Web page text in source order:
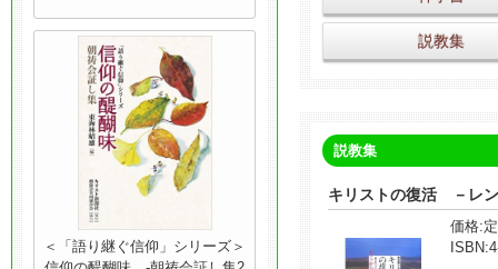
説教集
説教集
キリストの復活 －レ
価格:
ISBN:
＜「語り継ぐ信仰」シリーズ＞